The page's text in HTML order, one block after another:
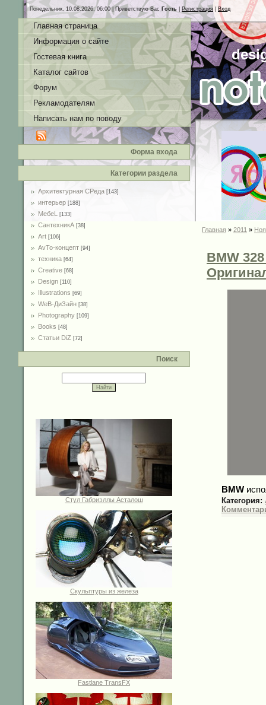
Понедельник, 10.08.2026, 06:00 |Приветствую Вас Гость Регистрация Вход
Главная страница
Информация о сайте
Гостевая книга
Каталог сайтов
Форум
Рекламодателям
Написать нам по поводу
Форма входа
Категории раздела
Архитектурная СРеда [143]
интерьер [188]
MебеL [133]
СантехникА [38]
Art [106]
AvTo-концепт [94]
техника [64]
Creative [68]
Design [110]
Illustrations [69]
WeB-ДиЗайн [38]
Photography [109]
Books [48]
Статьи DiZ [72]
Поиск
Стул Габриэллы Асталош
Скульптуры из железа
Fastlane TransFX
Главная » 2011 »
BMW
BMW
Категория: